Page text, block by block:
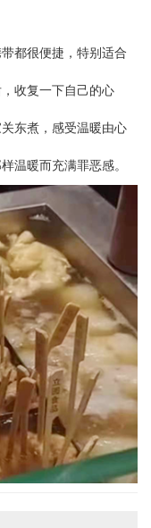
都很便捷，特别适合
收复一下自己的心
东煮，感受温暖由心
温暖而充满罪恶感。